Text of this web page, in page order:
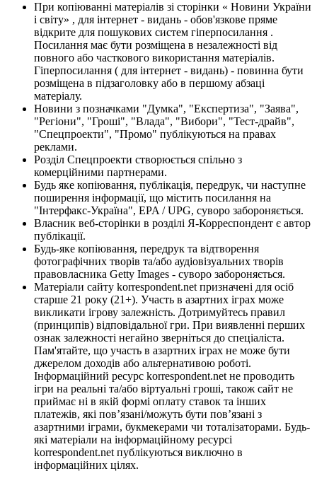
При копіюванні матеріалів зі сторінки « Новини України
і світу» , для інтернет - видань - обов'язкове пряме
відкрите для пошукових систем гіперпосилання .
Посилання має бути розміщена в незалежності від
повного або часткового використання матеріалів.
Гіперпосилання ( для інтернет - видань) - повинна бути
розміщена в підзаголовку або в першому абзаці
матеріалу.
Новини з позначками "Думка", "Експертиза", "Заява",
"Регіони", "Гроші", "Влада", "Вибори", "Тест-драйв",
"Спецпроекти", "Промо" публікуються на правах
реклами.
Розділ Спецпроекти створюється спільно з
комерційними партнерами.
Будь яке копіювання, публікація, передрук, чи наступне
поширення інформації, що містить посилання на
"Інтерфакс-Україна", EPA / UPG, суворо забороняється.
Власник веб-сторінки в розділі Я-Корреспондент є автор
публікації.
Будь-яке копіювання, передрук та відтворення
фотографічних творів та/або аудіовізуальних творів
правовласника Getty Images - суворо забороняється.
Матеріали сайту korrespondent.net призначені для осіб
старше 21 року (21+). Участь в азартних іграх може
викликати ігрову залежність. Дотримуйтесь правил
(принципів) відповідальної гри. При виявленні перших
ознак залежності негайно зверніться до спеціаліста.
Пам'ятайте, що участь в азартних іграх не може бути
джерелом доходів або альтернативою роботі.
Інформаційний ресурс korrespondent.net не проводить
ігри на реальні та/або віртуальні гроші, також сайт не
приймає ні в якій формі оплату ставок та інших
платежів, які пов’язані/можуть бути пов’язані з
азартними іграми, букмекерами чи тоталізаторами. Будь-
які матеріали на інформаційному ресурсі
korrespondent.net публікуються виключно в
інформаційних цілях.